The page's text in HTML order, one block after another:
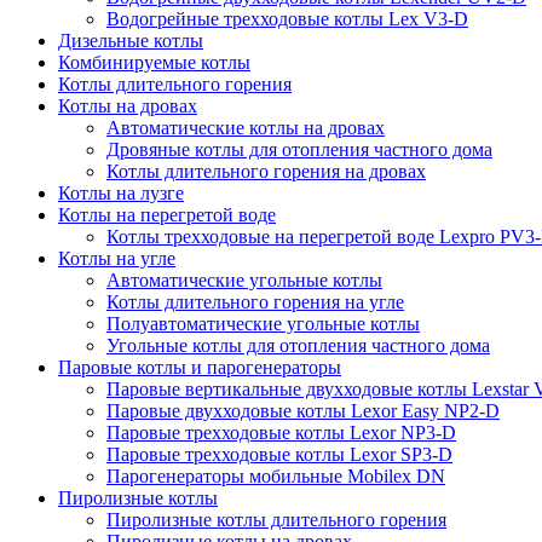
Водогрейные трехходовые котлы Lex V3-D
Дизельные котлы
Комбинируемые котлы
Котлы длительного горения
Котлы на дровах
Автоматические котлы на дровах
Дровяные котлы для отопления частного дома
Котлы длительного горения на дровах
Котлы на лузге
Котлы на перегретой воде
Котлы трехходовые на перегретой воде Lexpro
Котлы на угле
Автоматические угольные котлы
Котлы длительного горения на угле
Полуавтоматические угольные котлы
Угольные котлы для отопления частного дома
Паровые котлы и парогенераторы
Паровые вертикальные двухходовые котлы Lexstar
Паровые двухходовые котлы Lexor Easy NP2-D
Паровые трехходовые котлы Lexor NP3-D
Паровые трехходовые котлы Lexor SP3-D
Парогенераторы мобильные Mobilex DN
Пиролизные котлы
Пиролизные котлы длительного горения